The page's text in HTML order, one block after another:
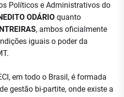
Políticos e Administrativos do
ODÁRIO quanto
, ambos oficialmente
iguais o poder da
em todo o Brasil, é formada
gestão bi-partite, onde existe a